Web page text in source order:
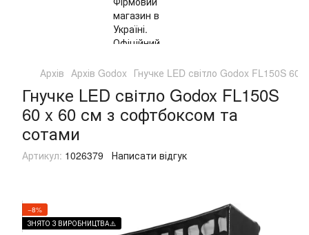
Архів Архів Godox Гнучке LED світло Godox FL150S
Гнучке LED світло Godox FL150S
60 x 60 см з софтбоксом та
сотами
Артикул: 1026379 Написати відгук
−8%
ЗНЯТО З ВИРОБНИЦТВА⚠️